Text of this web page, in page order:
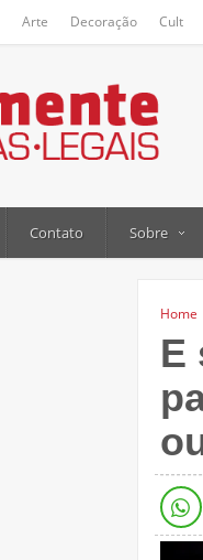
Arte Decoração Cult
Contato Sobre
Home
E